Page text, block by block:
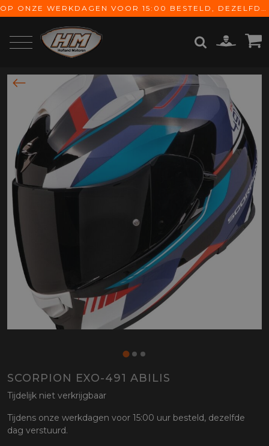
OP ONZE WERKDAGEN VOOR 15:00 BESTELD, DEZELFDE DAG VERZONDEN! GRATIS VERZENDING VANAF € 65,-
SCORPION EXO-491 ABILIS
Tijdelijk niet verkrijgbaar
Tijdens onze werkdagen voor 15:00 uur besteld, dezelfde
dag verstuurd.